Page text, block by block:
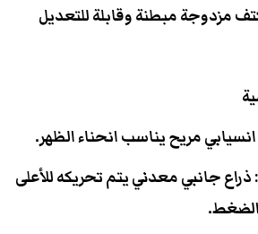
مزدوجة مبطنة وقابلة للتعديل
مريح يناسب انحناء الظهر.
ذراع جانبي معدني يتم تحريكه للأعلى
الضغط.